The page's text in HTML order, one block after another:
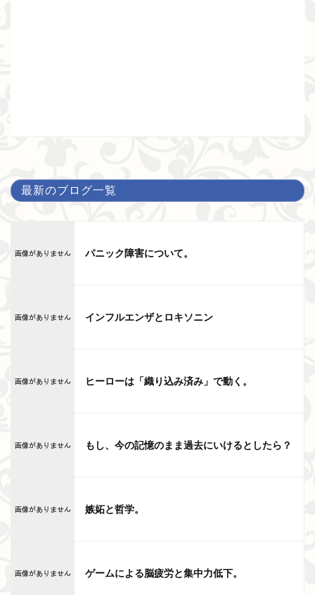
最新のブログ一覧
パニック障害について。
インフルエンザとロキソニン
ヒーローは「織り込み済み」で動く。
もし、今の記憶のまま過去にいけるとしたら？
嫉妬と哲学。
ゲームによる脳疲労と集中力低下。